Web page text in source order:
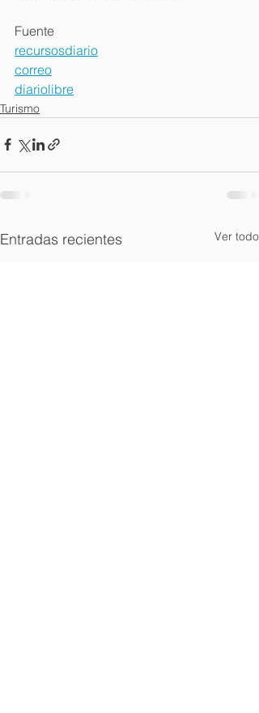
Fuente
recursosdiario
correo
diariolibre
Turismo
Entradas recientes Ver todo